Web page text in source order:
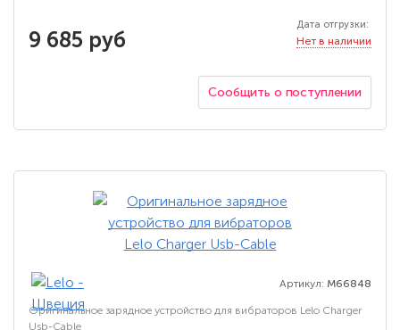
9 685 руб
Дата отгрузки:
Нет в наличии
Сообщить о поступлении
Артикул: M66848
Оригинальное зарядное устройство для вибраторов Lelo Charger
Usb-Cable